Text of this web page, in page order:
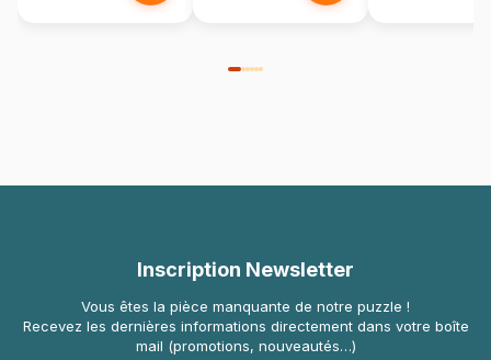
Inscription Newsletter
Vous êtes la pièce manquante de notre puzzle !
Recevez les dernières informations directement dans votre boîte
mail (promotions, nouveautés…)